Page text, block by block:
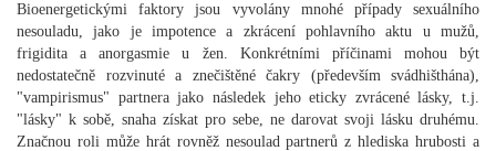
Bioenergetickými faktory jsou vyvolány mnohé případy sexuálního
nesouladu, jako je impotence a zkrácení pohlavního aktu u mužů,
frigidita a anorgasmie u žen. Konkrétními příčinami mohou být
nedostatečně rozvinuté a znečištěné čakry (především svádhišthána),
"vampirismus" partnera jako následek jeho eticky zvrácené lásky, t.j.
"lásky" k sobě, snaha získat pro sebe, ne darovat svoji lásku druhému.
Značnou roli může hrát rovněž nesoulad partnerů z hlediska hrubosti a